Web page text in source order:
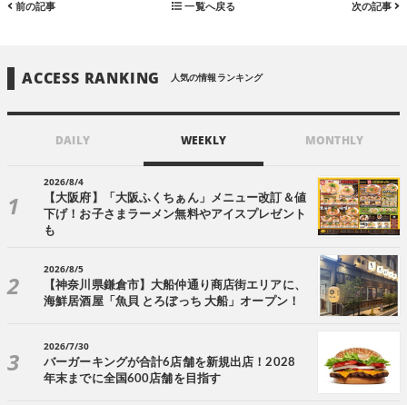
前の記事 一覧へ戻る 次の記事
ACCESS RANKING 人気の情報ランキング
DAILY WEEKLY MONTHLY
2026/8/4
【大阪府】「大阪ふくちぁん」メニュー改訂＆値
下げ！お子さまラーメン無料やアイスプレゼント
も
2026/8/5
【神奈川県鎌倉市】大船仲通り商店街エリアに、
海鮮居酒屋「魚貝 とろぼっち 大船」オープン！
2026/7/30
バーガーキングが合計6店舗を新規出店！2028
年末までに全国600店舗を目指す